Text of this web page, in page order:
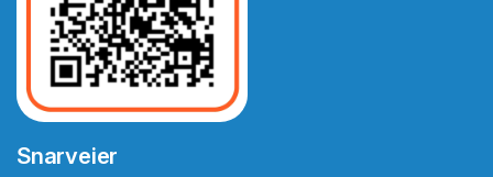
Snarveier